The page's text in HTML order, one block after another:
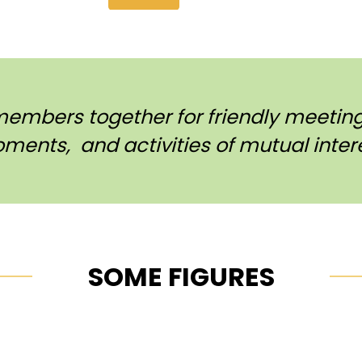
together for friendly
and activities of mutual
SOME FIGURES